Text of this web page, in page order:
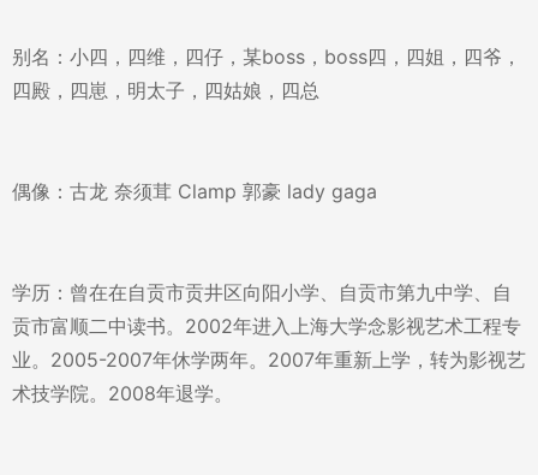
别名：小四，四维，四仔，某boss，boss四，四姐，四爷，
四殿，四崽，明太子，四姑娘，四总
偶像：古龙 奈须茸 Clamp 郭豪 lady gaga
学历：曾在在自贡市贡井区向阳小学、自贡市第九中学、自
贡市富顺二中读书。2002年进入上海大学念影视艺术工程专
业。2005-2007年休学两年。2007年重新上学，转为影视艺
术技学院。2008年退学。